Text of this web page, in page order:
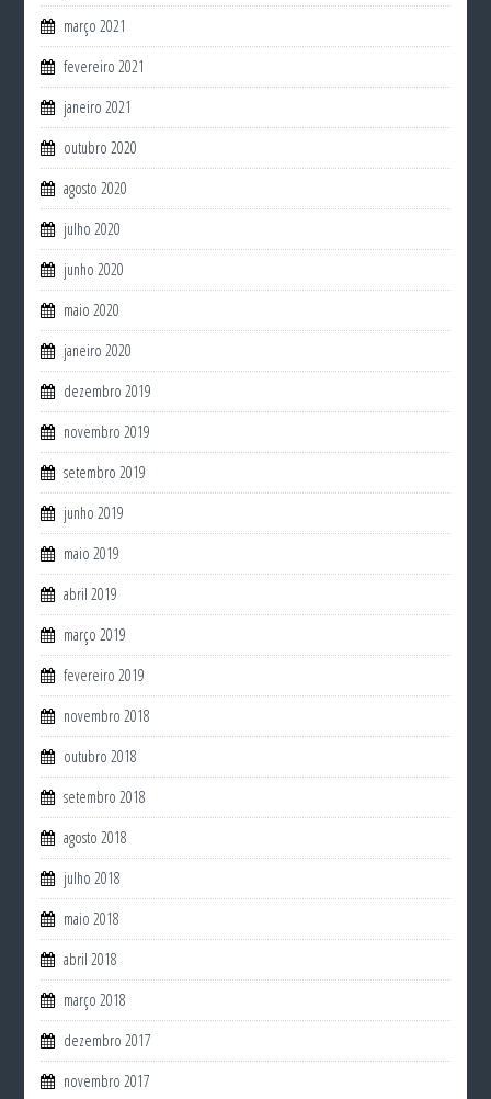
março 2021
fevereiro 2021
janeiro 2021
outubro 2020
agosto 2020
julho 2020
junho 2020
maio 2020
janeiro 2020
dezembro 2019
novembro 2019
setembro 2019
junho 2019
maio 2019
abril 2019
março 2019
fevereiro 2019
novembro 2018
outubro 2018
setembro 2018
agosto 2018
julho 2018
maio 2018
abril 2018
março 2018
dezembro 2017
novembro 2017